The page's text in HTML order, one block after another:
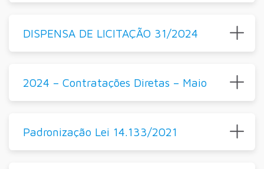
DISPENSA DE LICITAÇÃO 31/2024
2024 – Contratações Diretas – Maio
Padronização Lei 14.133/2021